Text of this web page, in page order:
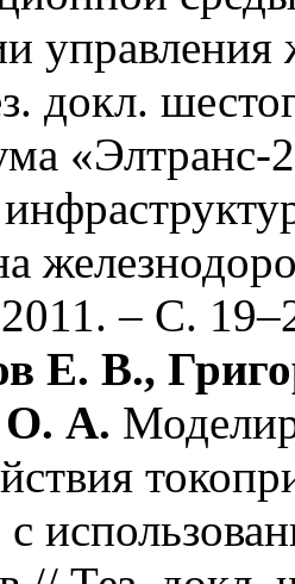
докл.
«Элтранс-
– С.
Е. В.,
О. А.
с